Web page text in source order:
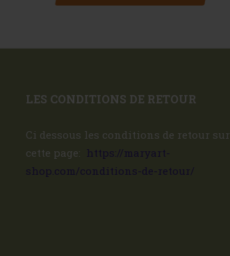
LES CONDITIONS DE RETOUR
Ci dessous les conditions de retour sur
cette page: https://maryart-
shop.com/conditions-de-retour/